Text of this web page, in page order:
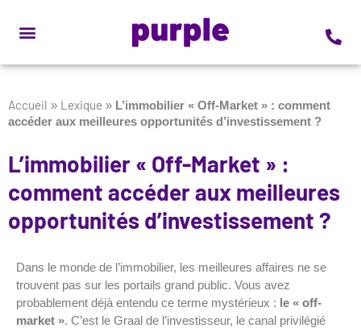
Accueil » Lexique » L’immobilier « Off-Market » : comment
accéder aux meilleures opportunités d’investissement ?
L’immobilier « Off-Market » :
comment accéder aux meilleures
opportunités d’investissement ?
Dans le monde de l’immobilier, les meilleures affaires ne se
trouvent pas sur les portails grand public. Vous avez
probablement déjà entendu ce terme mystérieux : le « off-
market ». C’est le Graal de l’investisseur, le canal privilégié